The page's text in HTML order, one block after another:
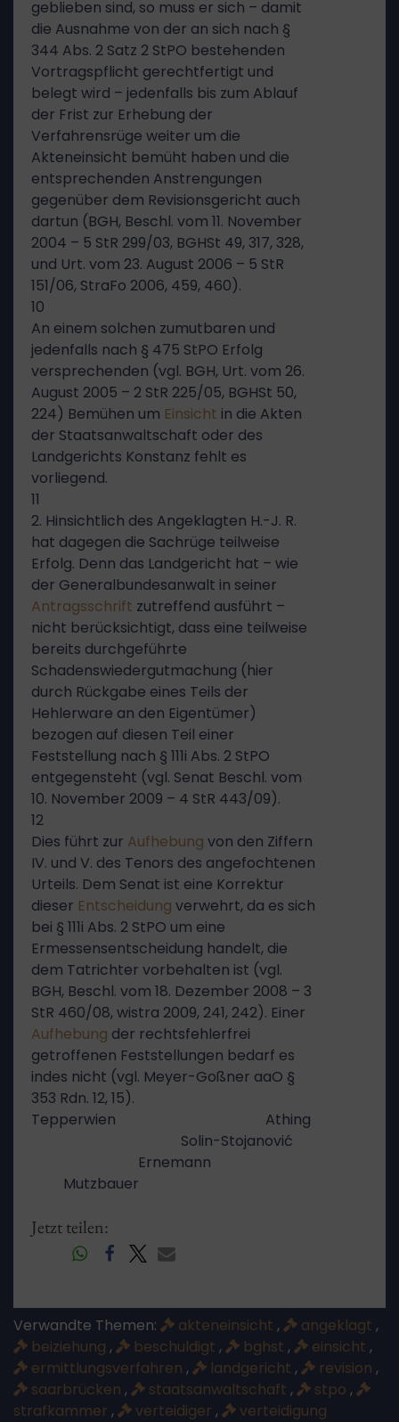
geblieben sind, so muss er sich – damit
die Ausnahme von der an sich nach §
344 Abs. 2 Satz 2 StPO bestehenden
Vortragspflicht gerechtfertigt und
belegt wird – jedenfalls bis zum Ablauf
der Frist zur Erhebung der
Verfahrensrüge weiter um die
Akteneinsicht bemüht haben und die
entsprechenden Anstrengungen
gegenüber dem Revisionsgericht auch
dartun (BGH, Beschl. vom 11. November
2004 – 5 StR 299/03, BGHSt 49, 317, 328,
und Urt. vom 23. August 2006 – 5 StR
151/06, StraFo 2006, 459, 460).
10
An einem solchen zumutbaren und
jedenfalls nach § 475 StPO Erfolg
versprechenden (vgl. BGH, Urt. vom 26.
August 2005 – 2 StR 225/05, BGHSt 50,
224) Bemühen um Einsicht in die Akten
der Staatsanwaltschaft oder des
Landgerichts Konstanz fehlt es
vorliegend.
11
2. Hinsichtlich des Angeklagten H.-J. R.
hat dagegen die Sachrüge teilweise
Erfolg. Denn das Landgericht hat – wie
der Generalbundesanwalt in seiner
Antragsschrift zutreffend ausführt –
nicht berücksichtigt, dass eine teilweise
bereits durchgeführte
Schadenswiedergutmachung (hier
durch Rückgabe eines Teils der
Hehlerware an den Eigentümer)
bezogen auf diesen Teil einer
Feststellung nach § 111i Abs. 2 StPO
entgegensteht (vgl. Senat Beschl. vom
10. November 2009 – 4 StR 443/09).
12
Dies führt zur Aufhebung von den Ziffern
IV. und V. des Tenors des angefochtenen
Urteils. Dem Senat ist eine Korrektur
dieser Entscheidung verwehrt, da es sich
bei § 111i Abs. 2 StPO um eine
Ermessensentscheidung handelt, die
dem Tatrichter vorbehalten ist (vgl.
BGH, Beschl. vom 18. Dezember 2008 – 3
StR 460/08, wistra 2009, 241, 242). Einer
Aufhebung der rechtsfehlerfrei
getroffenen Feststellungen bedarf es
indes nicht (vgl. Meyer-Goßner aaO §
353 Rdn. 12, 15).
Tepperwien Athing
Solin-Stojanović
Ernemann
Mutzbauer
Jetzt teilen:
Verwandte Themen: akteneinsicht , angeklagt ,
beiziehung , beschuldigt , bghst , einsicht ,
ermittlungsverfahren , landgericht , revision ,
saarbrücken , staatsanwaltschaft , stpo ,
strafkammer , verteidiger , verteidigung